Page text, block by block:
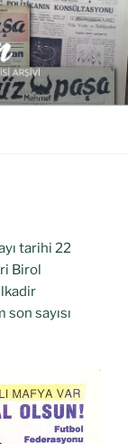
tarihi 22
Birol
son sayısı